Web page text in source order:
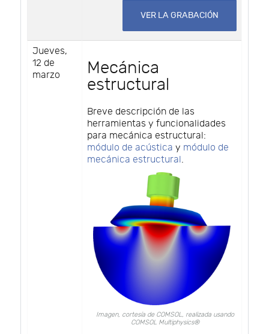
VER LA GRABACIÓN
Jueves,
12 de
marzo
Mecánica
estructural
Breve descripción de las
herramientas y funcionalidades
para mecánica estructural:
módulo de acústica y módulo de
mecánica estructural.
Imagen, cortesía de COMSOL, realizada usando
COMSOL Multiphysics®